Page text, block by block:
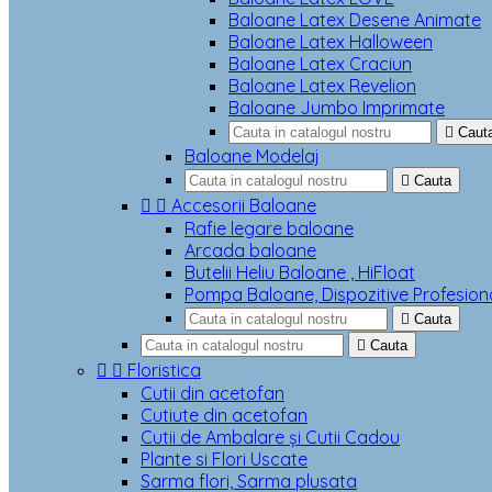
Baloane Latex Desene Animate
Baloane Latex Halloween
Baloane Latex Craciun
Baloane Latex Revelion
Baloane Jumbo Imprimate

Baloane Modelaj
 Cauta
  Accesorii Baloane
Rafie legare baloane
Arcada baloane
Butelii Heliu Baloane , HiFloat
Pompa Baloane, Dispozitive
 Cauta
 Cauta
  Floristica
Cutii din acetofan
Cutiute din acetofan
Cutii de Ambalare și Cutii Cadou
Plante si Flori Uscate
Sarma flori, Sarma plusata